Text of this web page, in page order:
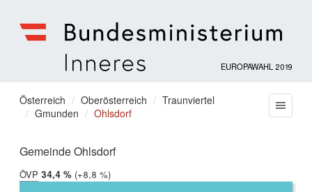
für
Inneres
EUROPAWAHL 2019
Sie
befinden
hier:
Österreich Oberösterreich
Traunviertel
Gmunden
Ohlsdorf
Gemeinde Ohlsdorf
ÖVP 2019:
34,4 %
2014:
25,5 %
Differenz:
+8,8 %